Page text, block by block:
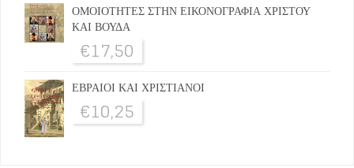
ΟΜΟΙΟΤΗΤΕΣ ΣΤΗΝ ΕΙΚΟΝΟΓΡΑΦΙΑ ΧΡΙΣΤΟΥ
ΚΑΙ ΒΟΥΔΑ
€17,50
ΕΒΡΑΙΟΙ ΚΑΙ ΧΡΙΣΤΙΑΝΟΙ
€10,25